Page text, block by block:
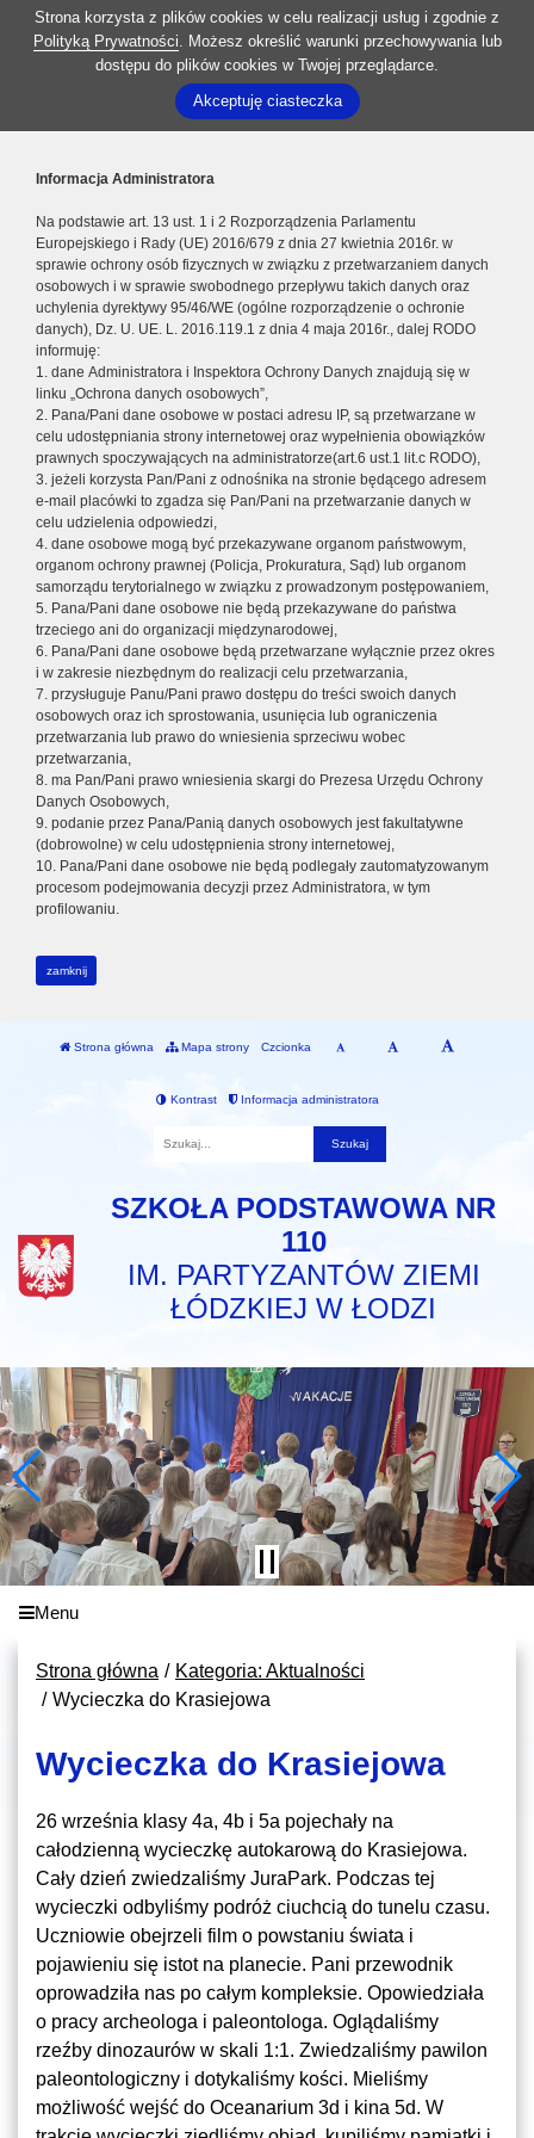
Strona korzysta z plików cookies w celu realizacji usług i zgodnie z
Polityką Prywatności. Możesz określić warunki przechowywania lub
dostępu do plików cookies w Twojej przeglądarce.
Akceptuję ciasteczka
Informacja Administratora
Na podstawie art. 13 ust. 1 i 2 Rozporządzenia Parlamentu
Europejskiego i Rady (UE) 2016/679 z dnia 27 kwietnia 2016r. w
sprawie ochrony osób fizycznych w związku z przetwarzaniem danych
osobowych i w sprawie swobodnego przepływu takich danych oraz
uchylenia dyrektywy 95/46/WE (ogólne rozporządzenie o ochronie
danych), Dz. U. UE. L. 2016.119.1 z dnia 4 maja 2016r., dalej RODO
informuję:
1. dane Administratora i Inspektora Ochrony Danych znajdują się w
linku „Ochrona danych osobowych”,
2. Pana/Pani dane osobowe w postaci adresu IP, są przetwarzane w
celu udostępniania strony internetowej oraz wypełnienia obowiązków
prawnych spoczywających na administratorze(art.6 ust.1 lit.c RODO),
3. jeżeli korzysta Pan/Pani z odnośnika na stronie będącego adresem
e-mail placówki to zgadza się Pan/Pani na przetwarzanie danych w
celu udzielenia odpowiedzi,
4. dane osobowe mogą być przekazywane organom państwowym,
organom ochrony prawnej (Policja, Prokuratura, Sąd) lub organom
samorządu terytorialnego w związku z prowadzonym postępowaniem,
5. Pana/Pani dane osobowe nie będą przekazywane do państwa
trzeciego ani do organizacji międzynarodowej,
6. Pana/Pani dane osobowe będą przetwarzane wyłącznie przez okres
i w zakresie niezbędnym do realizacji celu przetwarzania,
7. przysługuje Panu/Pani prawo dostępu do treści swoich danych
osobowych oraz ich sprostowania, usunięcia lub ograniczenia
przetwarzania lub prawo do wniesienia sprzeciwu wobec
przetwarzania,
8. ma Pan/Pani prawo wniesienia skargi do Prezesa Urzędu Ochrony
Danych Osobowych,
9. podanie przez Pana/Panią danych osobowych jest fakultatywne
(dobrowolne) w celu udostępnienia strony internetowej,
10. Pana/Pani dane osobowe nie będą podlegały zautomatyzowanym
procesom podejmowania decyzji przez Administratora, w tym
profilowaniu.
zamknij
Strona główna Mapa strony Czcionka
Kontrast Informacja administratora
SZKOŁA PODSTAWOWA NR
110
IM. PARTYZANTÓW ZIEMI
ŁÓDZKIEJ W ŁODZI
Menu
Strona główna
Kategoria: Aktualności
Wycieczka do Krasiejowa
Wycieczka do Krasiejowa
26 września klasy 4a, 4b i 5a pojechały na
całodzienną wycieczkę autokarową do Krasiejowa.
Cały dzień zwiedzaliśmy JuraPark. Podczas tej
wycieczki odbyliśmy podróż ciuchcią do tunelu czasu.
Uczniowie obejrzeli film o powstaniu świata i
pojawieniu się istot na planecie. Pani przewodnik
oprowadziła nas po całym kompleksie. Opowiedziała
o pracy archeologa i paleontologa. Oglądaliśmy
rzeźby dinozaurów w skali 1:1. Zwiedzaliśmy pawilon
paleontologiczny i dotykaliśmy kości. Mieliśmy
możliwość wejść do Oceanarium 3d i kina 5d. W